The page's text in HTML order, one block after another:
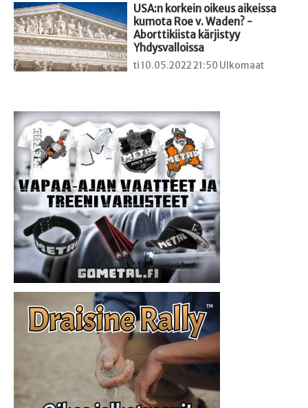
USA:n korkein oikeus aikeissa
kumota Roe v. Waden? -
Aborttikiista kärjistyy
Yhdysvalloissa
ti 10.05.2022 21:50 Ulkomaat